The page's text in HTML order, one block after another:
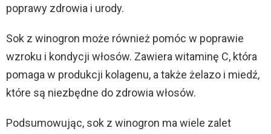
poprawy zdrowia i urody.
Sok z winogron może również pomóc w poprawie
wzroku i kondycji włosów. Zawiera witaminę C, która
pomaga w produkcji kolagenu, a także żelazo i miedź,
które są niezbędne do zdrowia włosów.
Podsumowując, sok z winogron ma wiele zalet